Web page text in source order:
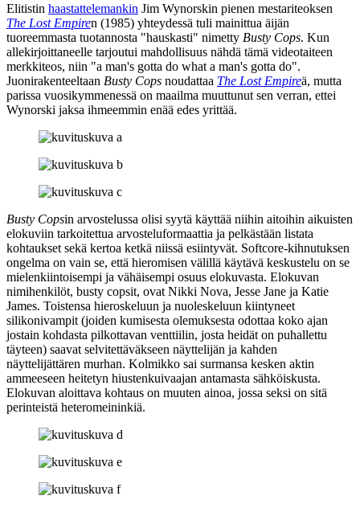
Elitistin haastattelemankin Jim Wynorskin pienen mestariteoksen
The Lost Empiren (1985) yhteydessä tuli mainittua äijän
tuoreemmasta tuotannosta "hauskasti" nimetty Busty Cops. Kun
allekirjoittaneelle tarjoutui mahdollisuus nähdä tämä videotaiteen
merkkiteos, niin "a man's gotta do what a man's gotta do".
Juonirakenteeltaan Busty Cops noudattaa The Lost Empireä, mutta
parissa vuosikymmenessä on maailma muuttunut sen verran, ettei
Wynorski jaksa ihmeemmin enää edes yrittää.
Busty Copsin arvostelussa olisi syytä käyttää niihin aitoihin aikuisten
elokuviin tarkoitettua arvosteluformaattia ja pelkästään listata
kohtaukset sekä kertoa ketkä niissä esiintyvät. Softcore-kihnutuksen
ongelma on vain se, että hieromisen välillä käytävä keskustelu on se
mielenkiintoisempi ja vähäisempi osuus elokuvasta. Elokuvan
nimihenkilöt, busty copsit, ovat Nikki Nova, Jesse Jane ja Katie
James. Toistensa hieroskeluun ja nuoleskeluun kiintyneet
silikonivampit (joiden kumisesta olemuksesta odottaa koko ajan
jostain kohdasta pilkottavan venttiilin, josta heidät on puhallettu
täyteen) saavat selvitettäväkseen näyttelijän ja kahden
näyttelijättären murhan. Kolmikko sai surmansa kesken aktin
ammeeseen heitetyn hiustenkuivaajan antamasta sähköiskusta.
Elokuvan aloittava kohtaus on muuten ainoa, jossa seksi on sitä
perinteistä heteromeininkiä.